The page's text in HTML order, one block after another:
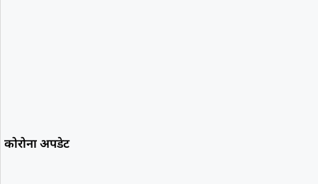
कोरोना अपडेट